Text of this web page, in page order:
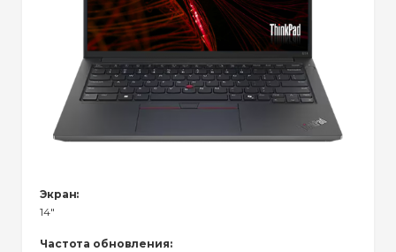
Экран:
14"
Частота обновления: